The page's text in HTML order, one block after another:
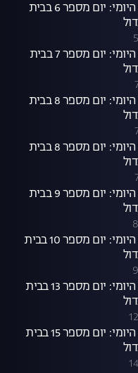
הסיכום היומי: יום מספר 6 בבית
הסיכום היומי: יום מספר 7 בבית
הסיכום היומי: יום מספר 8 בבית
הסיכום היומי: יום מספר 8 בבית
הסיכום היומי: יום מספר 9 בבית
הסיכום היומי: יום מספר 10 בבית
הסיכום היומי: יום מספר 13 בבית
הסיכום היומי: יום מספר 15 בבית